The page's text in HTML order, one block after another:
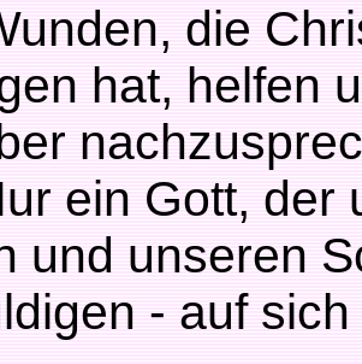
die
hat, helfen
ein Gott, der
und unseren
- auf